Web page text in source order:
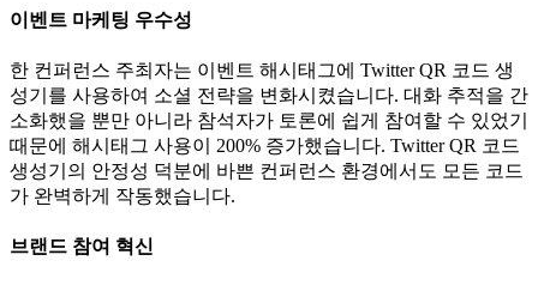
이벤트 마케팅 우수성
한 컨퍼런스 주최자는 이벤트 해시태그에 Twitter QR 코드 생
성기를 사용하여 소셜 전략을 변화시켰습니다. 대화 추적을 간
소화했을 뿐만 아니라 참석자가 토론에 쉽게 참여할 수 있었기
때문에 해시태그 사용이 200% 증가했습니다. Twitter QR 코드
생성기의 안정성 덕분에 바쁜 컨퍼런스 환경에서도 모든 코드
가 완벽하게 작동했습니다.
브랜드 참여 혁신